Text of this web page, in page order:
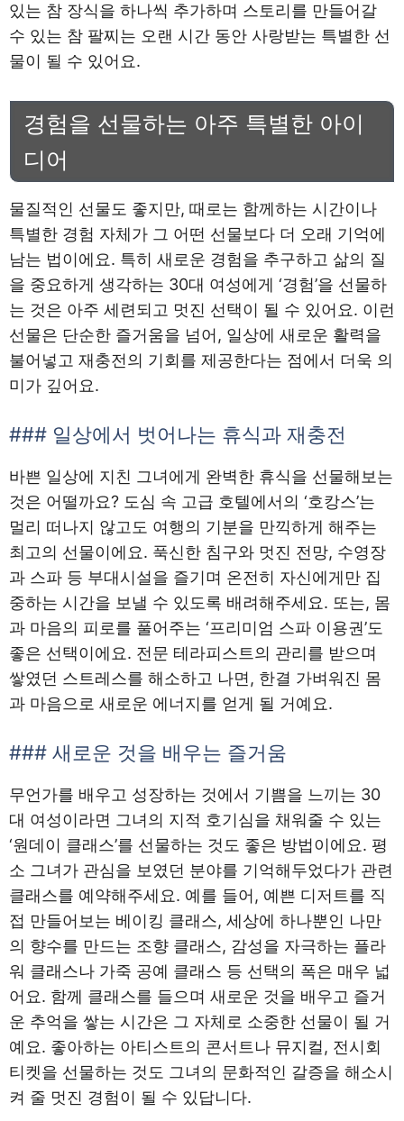
있는 참 장식을 하나씩 추가하며 스토리를 만들어갈
수 있는 참 팔찌는 오랜 시간 동안 사랑받는 특별한 선
물이 될 수 있어요.
경험을 선물하는 아주 특별한 아이
디어
물질적인 선물도 좋지만, 때로는 함께하는 시간이나
특별한 경험 자체가 그 어떤 선물보다 더 오래 기억에
남는 법이에요. 특히 새로운 경험을 추구하고 삶의 질
을 중요하게 생각하는 30대 여성에게 ‘경험’을 선물하
는 것은 아주 세련되고 멋진 선택이 될 수 있어요. 이런
선물은 단순한 즐거움을 넘어, 일상에 새로운 활력을
불어넣고 재충전의 기회를 제공한다는 점에서 더욱 의
미가 깊어요.
### 일상에서 벗어나는 휴식과 재충전
바쁜 일상에 지친 그녀에게 완벽한 휴식을 선물해보는
것은 어떨까요? 도심 속 고급 호텔에서의 ‘호캉스’는
멀리 떠나지 않고도 여행의 기분을 만끽하게 해주는
최고의 선물이에요. 푹신한 침구와 멋진 전망, 수영장
과 스파 등 부대시설을 즐기며 온전히 자신에게만 집
중하는 시간을 보낼 수 있도록 배려해주세요. 또는, 몸
과 마음의 피로를 풀어주는 ‘프리미엄 스파 이용권’도
좋은 선택이에요. 전문 테라피스트의 관리를 받으며
쌓였던 스트레스를 해소하고 나면, 한결 가벼워진 몸
과 마음으로 새로운 에너지를 얻게 될 거예요.
### 새로운 것을 배우는 즐거움
무언가를 배우고 성장하는 것에서 기쁨을 느끼는 30
대 여성이라면 그녀의 지적 호기심을 채워줄 수 있는
‘원데이 클래스’를 선물하는 것도 좋은 방법이에요. 평
소 그녀가 관심을 보였던 분야를 기억해두었다가 관련
클래스를 예약해주세요. 예를 들어, 예쁜 디저트를 직
접 만들어보는 베이킹 클래스, 세상에 하나뿐인 나만
의 향수를 만드는 조향 클래스, 감성을 자극하는 플라
워 클래스나 가죽 공예 클래스 등 선택의 폭은 매우 넓
어요. 함께 클래스를 들으며 새로운 것을 배우고 즐거
운 추억을 쌓는 시간은 그 자체로 소중한 선물이 될 거
예요. 좋아하는 아티스트의 콘서트나 뮤지컬, 전시회
티켓을 선물하는 것도 그녀의 문화적인 갈증을 해소시
켜 줄 멋진 경험이 될 수 있답니다.